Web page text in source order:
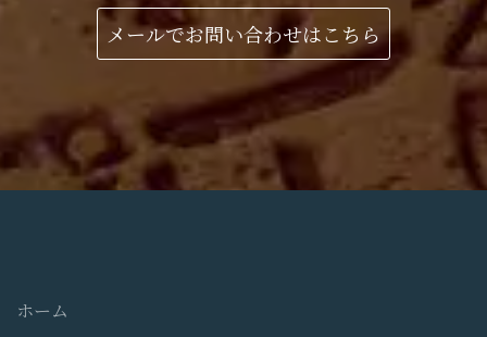
メールでお問い合わせはこちら
ホーム